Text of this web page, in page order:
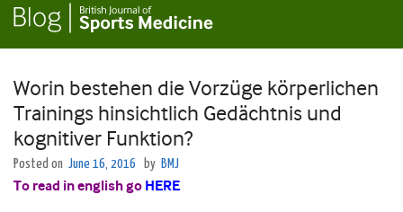
Worin bestehen die Vorzüge körperlichen
Trainings hinsichtlich Gedächtnis und
kognitiver Funktion?
Posted on June 16, 2016 by BMJ
To read in english go HERE